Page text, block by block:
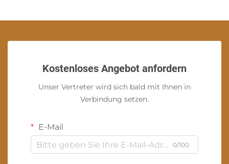
Kostenloses Angebot anfordern
Unser Vertreter wird sich bald mit Ihnen in
Verbindung setzen.
E-Mail
0/100